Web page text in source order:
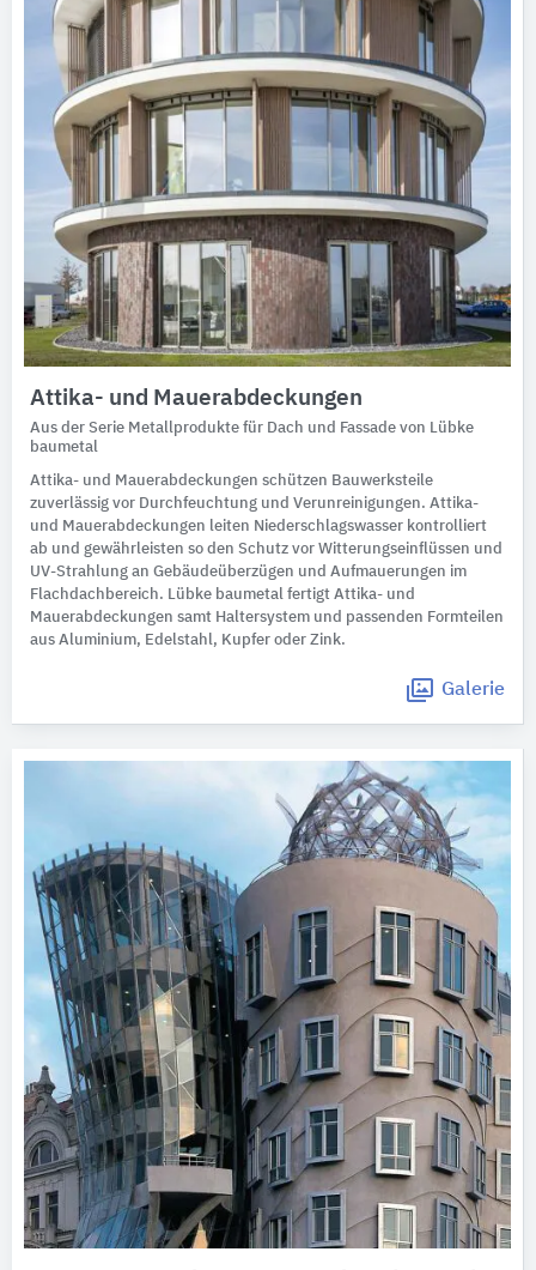
Attika- und Mauerabdeckungen
Aus der Serie Metallprodukte für Dach und Fassade von Lübke
baumetal
Attika- und Mauerabdeckungen schützen Bauwerksteile
zuverlässig vor Durchfeuchtung und Verunreinigungen. Attika-
und Mauerabdeckungen leiten Niederschlagswasser kontrolliert
ab und gewährleisten so den Schutz vor Witterungseinflüssen und
UV-Strahlung an Gebäudeüberzügen und Aufmauerungen im
Flachdachbereich. Lübke baumetal fertigt Attika- und
Mauerabdeckungen samt Haltersystem und passenden Formteilen
aus Aluminium, Edelstahl, Kupfer oder Zink.
Galerie